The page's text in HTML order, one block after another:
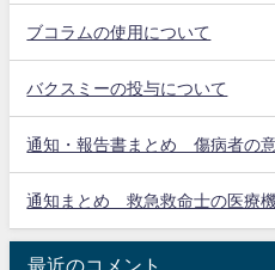
ブコラムの使用について
バクスミーの投与について
通知・報告書まとめ 傷病者の
通知まとめ 救急救命士の医療
最近のコメント